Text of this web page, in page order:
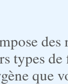
types
que